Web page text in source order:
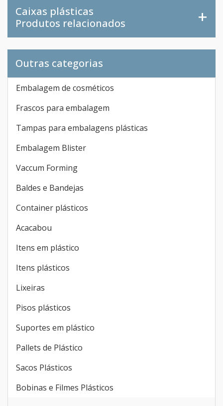
Caixas plásticas
Produtos relacionados
Outras categorias
Embalagem de cosméticos
Frascos para embalagem
Tampas para embalagens plásticas
Embalagem Blister
Vaccum Forming
Baldes e Bandejas
Container plásticos
Acacabou
Itens em plástico
Itens plásticos
Lixeiras
Pisos plásticos
Suportes em plástico
Pallets de Plástico
Sacos Plásticos
Bobinas e Filmes Plásticos